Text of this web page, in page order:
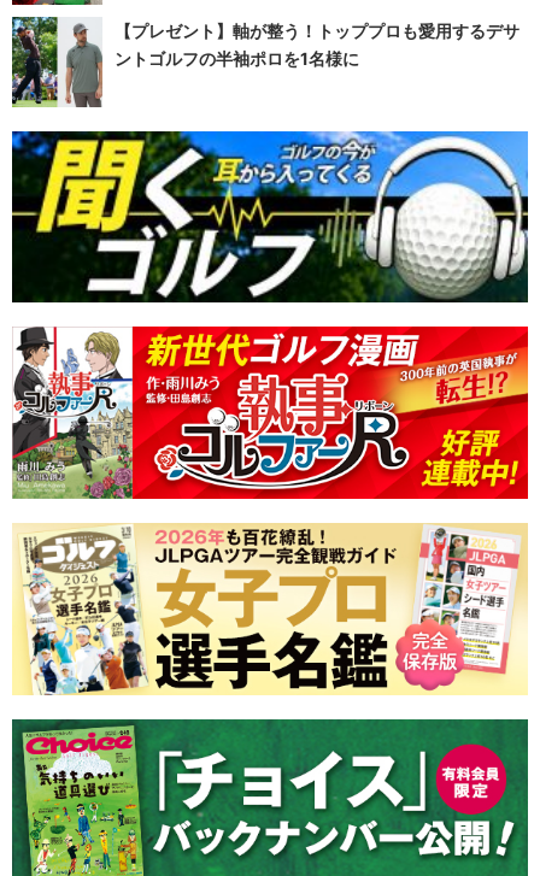
【プレゼント】軸が整う！トッププロも愛用するデサ
ントゴルフの半袖ポロを1名様に